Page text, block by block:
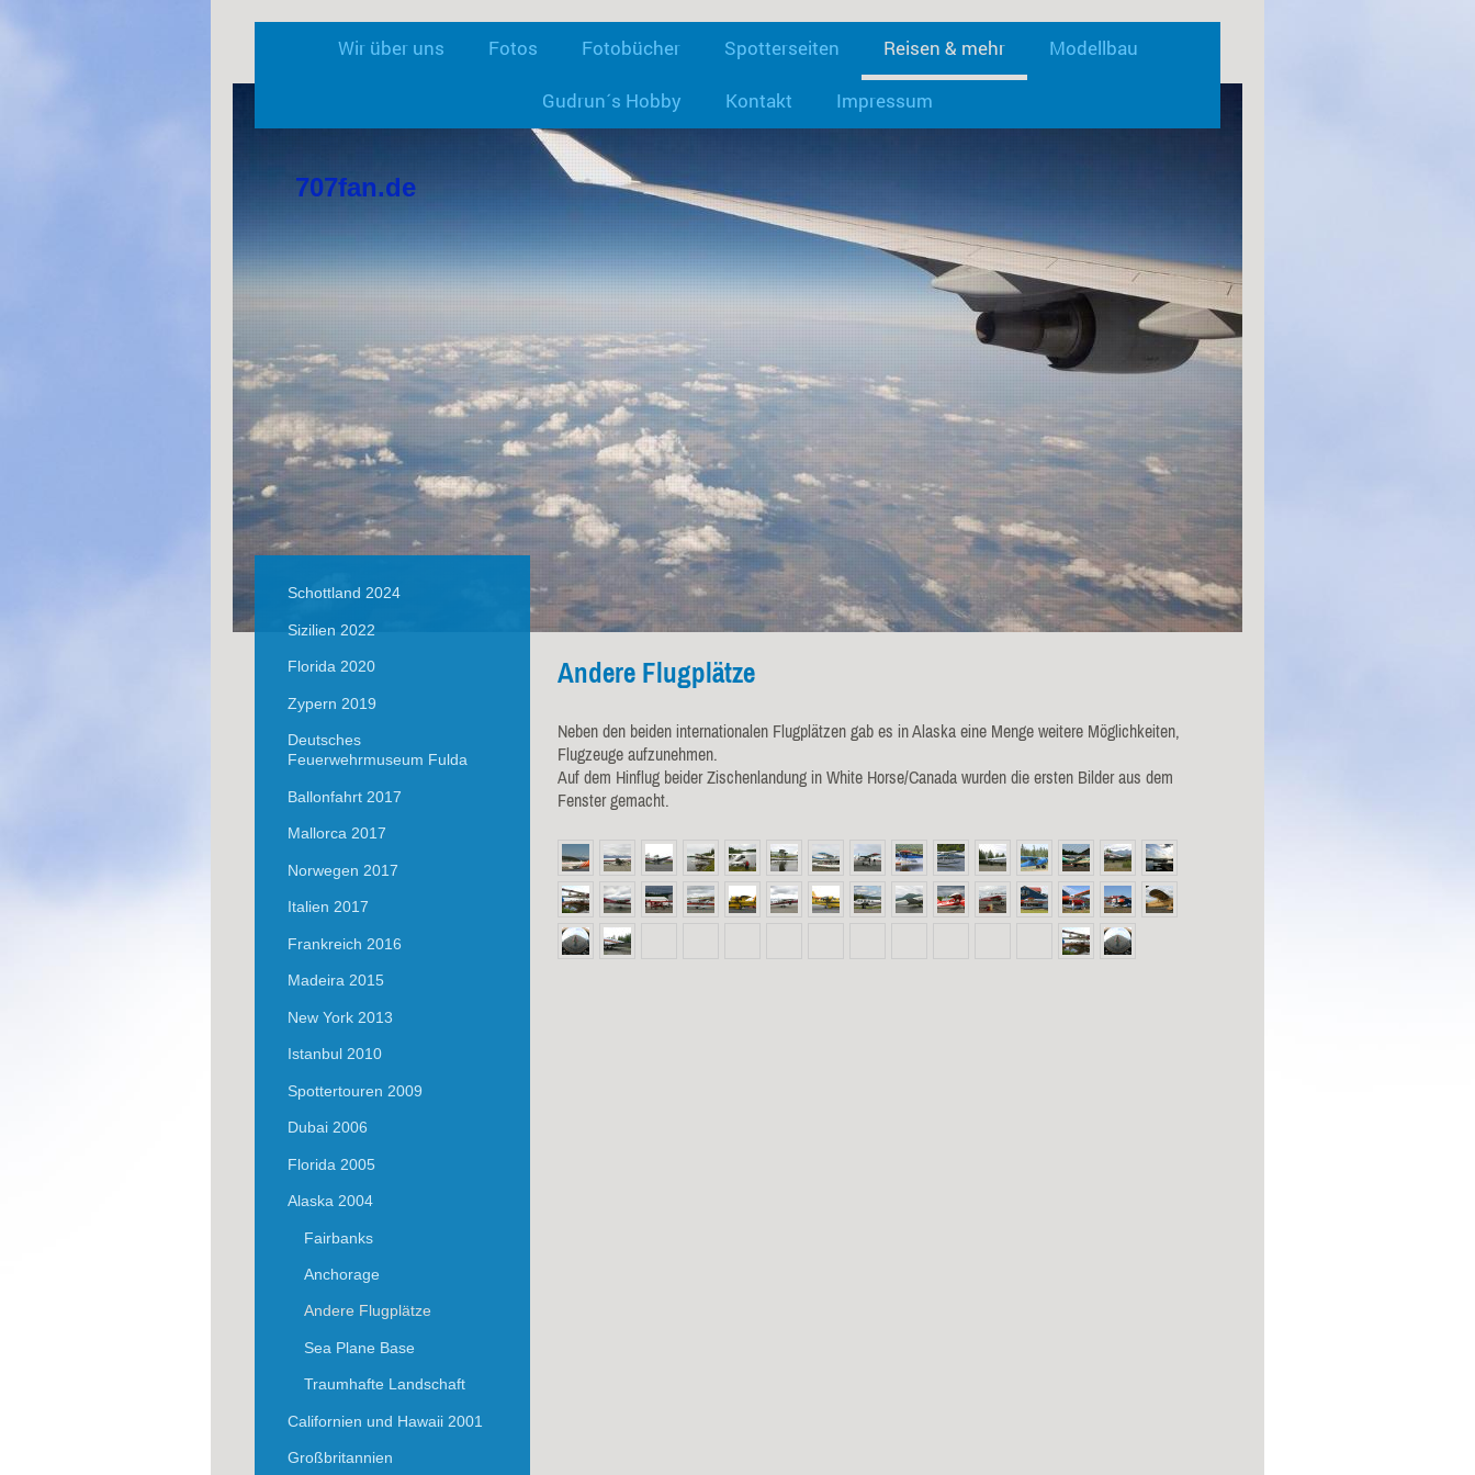
Wir über uns Fotos Fotobücher Spotterseiten Reisen & mehr Modellbau
Gudrun´s Hobby Kontakt Impressum
707fan.de
Andere Flugplätze
Neben den beiden internationalen Flugplätzen gab es in Alaska eine Menge weitere Möglichkeiten,
Flugzeuge aufzunehmen.
Auf dem Hinflug beider Zischenlandung in White Horse/Canada wurden die ersten Bilder aus dem
Fenster gemacht.
Schottland 2024
Sizilien 2022
Florida 2020
Zypern 2019
Deutsches
Feuerwehrmuseum Fulda
Ballonfahrt 2017
Mallorca 2017
Norwegen 2017
Italien 2017
Frankreich 2016
Madeira 2015
New York 2013
Istanbul 2010
Spottertouren 2009
Dubai 2006
Florida 2005
Alaska 2004
Fairbanks
Anchorage
Andere Flugplätze
Sea Plane Base
Traumhafte Landschaft
Californien und Hawaii 2001
Großbritannien